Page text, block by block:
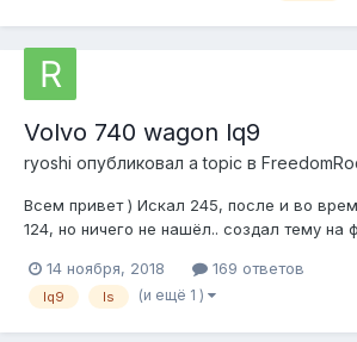
Volvo 740 wagon lq9
ryoshi опубликовал a topic в
Всем привет ) Искал 245, после и во
124, но ничего не нашёл.. создал тему на
дал наводку на эту машину, чуть позже
«местная» ))) Конечно, я сразу сказал,
14 ноября, 2018 169 ответов
lq9 ls (и ещё 1 )